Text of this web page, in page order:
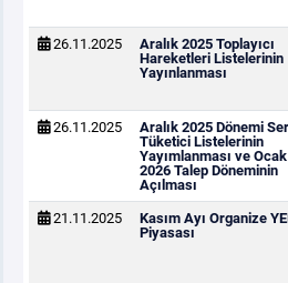
26.11.2025
Aralık 2025 Toplayıcı
Hareketleri Listelerinin
Yayınlanması
26.11.2025
Aralık 2025 Dönemi
Tüketici Listelerinin
Yayımlanması ve Ocak
2026 Talep Döneminin
Açılması
21.11.2025
Kasım Ayı Organize
Piyasası